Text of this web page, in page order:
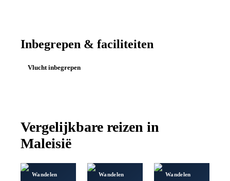
Inbegrepen & faciliteiten
Vlucht inbegrepen
Vergelijkbare reizen in
Maleisië
Wandelen Wandelen Wandelen